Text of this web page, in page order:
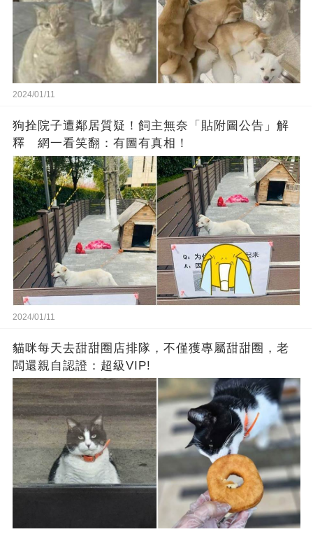
2024/01/11
狗拴院子遭鄰居質疑！飼主無奈「貼附圖公告」解
釋 網一看笑翻：有圖有真相！
2024/01/11
貓咪每天去甜甜圈店排隊，不僅獲專屬甜甜圈，老
闆還親自認證：超級VIP!